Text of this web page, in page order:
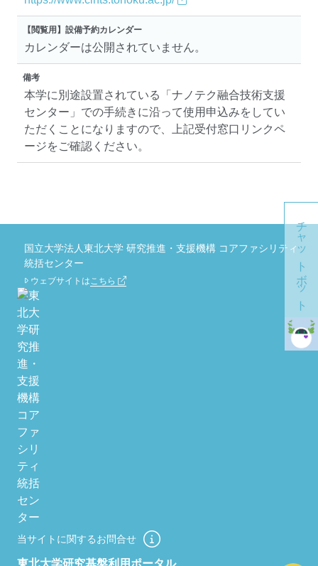
【閲覧用】設備予約カレンダー
カレンダーは公開されていません。
備考
本学に別途設置されている「ナノテク融合技術支援
センター」での手続きに沿って使用申込みをしてい
ただくことになりますので、上記受付窓口リンクペ
ージをご確認ください。
チャットボット
東北大学研究基盤利用ポータル
当サイトに関するお問合せ
国立大学法人東北大学 研究推進・支援機構 コアファシリティ
統括センター
ウェブサイトはこちら